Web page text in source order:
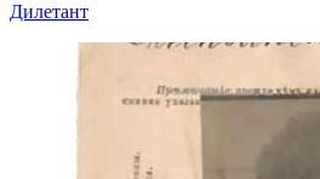
Дилетант